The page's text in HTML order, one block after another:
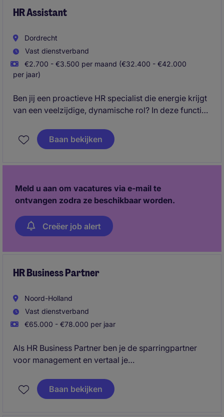
de verschillende regio's.
HR Assistant
Dordrecht
Vast dienstverband
€2.700 - €3.500 per maand (€32.400 - €42.000
per jaar)
Ben jij een proactieve HR specialist die energie krijgt
van een veelzijdige, dynamische rol? In deze functie
HR‑operatie en draag je actief bij aan het
optimaliseren van processen. Een perfecte kans voor
Baan bekijken
Meld u aan om vacatures via e-mail te
ontvangen zodra ze beschikbaar worden.
Creëer job alert
HR Business Partner
Noord-Holland
Vast dienstverband
€65.000 - €78.000 per jaar
Als HR Business Partner ben je de sparringpartner
voor management en vertaal je
oplossingen op het gebied van talent, leiderschap,
organisatieontwikkeling en performance. Je
Baan bekijken